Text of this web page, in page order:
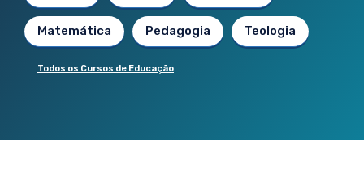
Matemática Pedagogia Teologia
Todos os Cursos de Educação